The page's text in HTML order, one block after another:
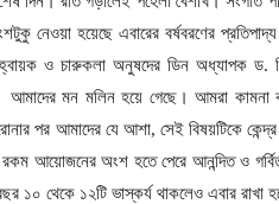
নেওয়া হয়েছে এবারের বর্ষবরণের
ও চারুকলা অনুষদের ডিন অধ্যাপক ড.
আমাদের মন মলিন হয়ে গেছে। আমরা কামনা
পর আমাদের যে আশা, সেই বিষয়টিকে কেন্দ্র
রকম আয়োজনের অংশ হতে পেরে আনন্দিত ও
১০ থেকে ১২টি ভাস্কর্য থাকলেও এবার রাখা